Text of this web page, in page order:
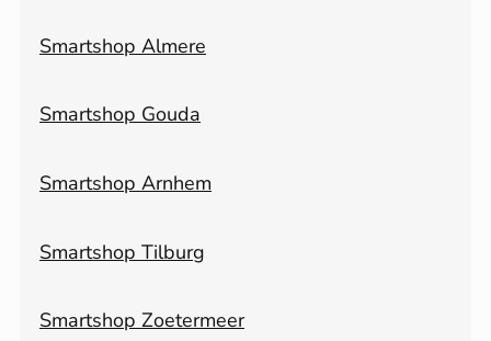
Smartshop Almere
Smartshop Gouda
Smartshop Arnhem
Smartshop Tilburg
Smartshop Zoetermeer